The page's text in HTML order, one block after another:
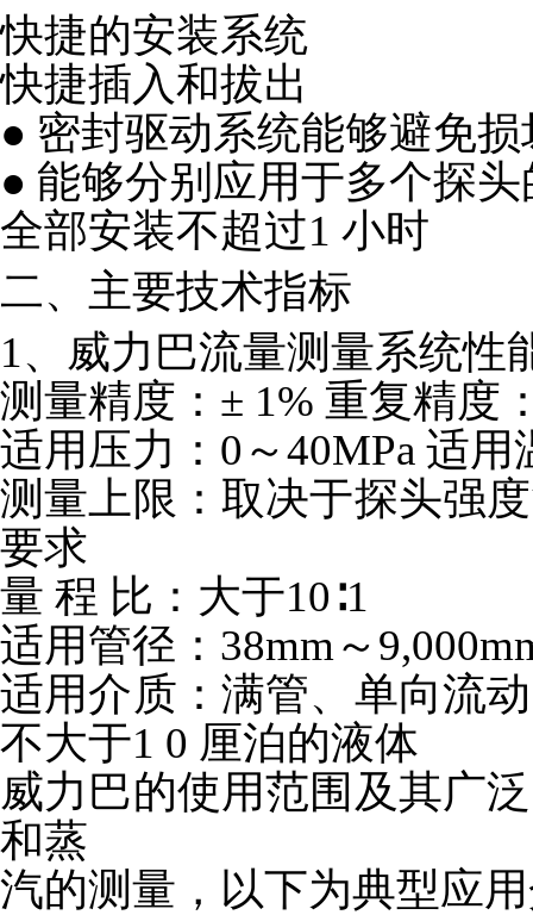
快捷的安装系统
快捷插入和拔出
● 密封驱动系统能够避免
● 能够分别应用于多个探
全部安装不超过1 小时
二、主要技术指标
1、威力巴流量测量系统性
测量精度：± 1% 重复精度
适用压力：0～40MPa 适
测量上限：取决于探头强
要求
量 程 比：大于10∶1
适用管径：38mm～
适用介质：满管、单向流
不大于1 0 厘泊的液体
威力巴的使用范围及其广
和蒸
汽的测量，以下为典型应